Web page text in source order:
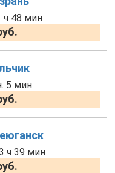
ч 48 мин
5 мин
ч 39 мин